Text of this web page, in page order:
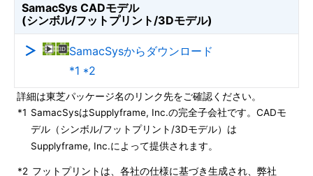
SamacSys CADモデル
(シンボル/フットプリント/3Dモデル)
SamacSysからダウンロード
*1 *2
詳細は東芝パッケージ名のリンク先をご確認ください。
*1 SamacSysはSupplyframe, Inc.の完全子会社です。CADモ
デル（シンボル/フットプリント/3Dモデル）は
Supplyframe, Inc.によって提供されます。
*2 フットプリントは、各社の仕様に基づき生成され、弊社